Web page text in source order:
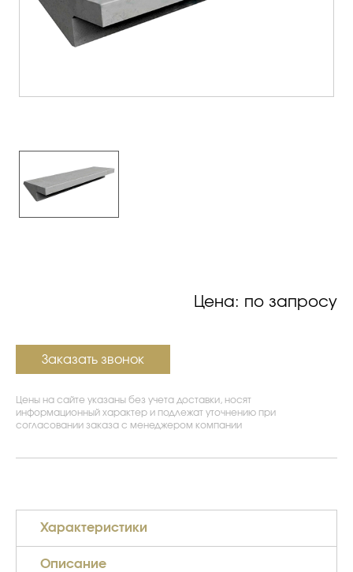
Цена: по запросу
Заказать звонок
Цены на сайте указаны без учета доставки, носят
информационный характер и подлежат уточнению при
согласовании заказа с менеджером компании
Характеристики
Описание